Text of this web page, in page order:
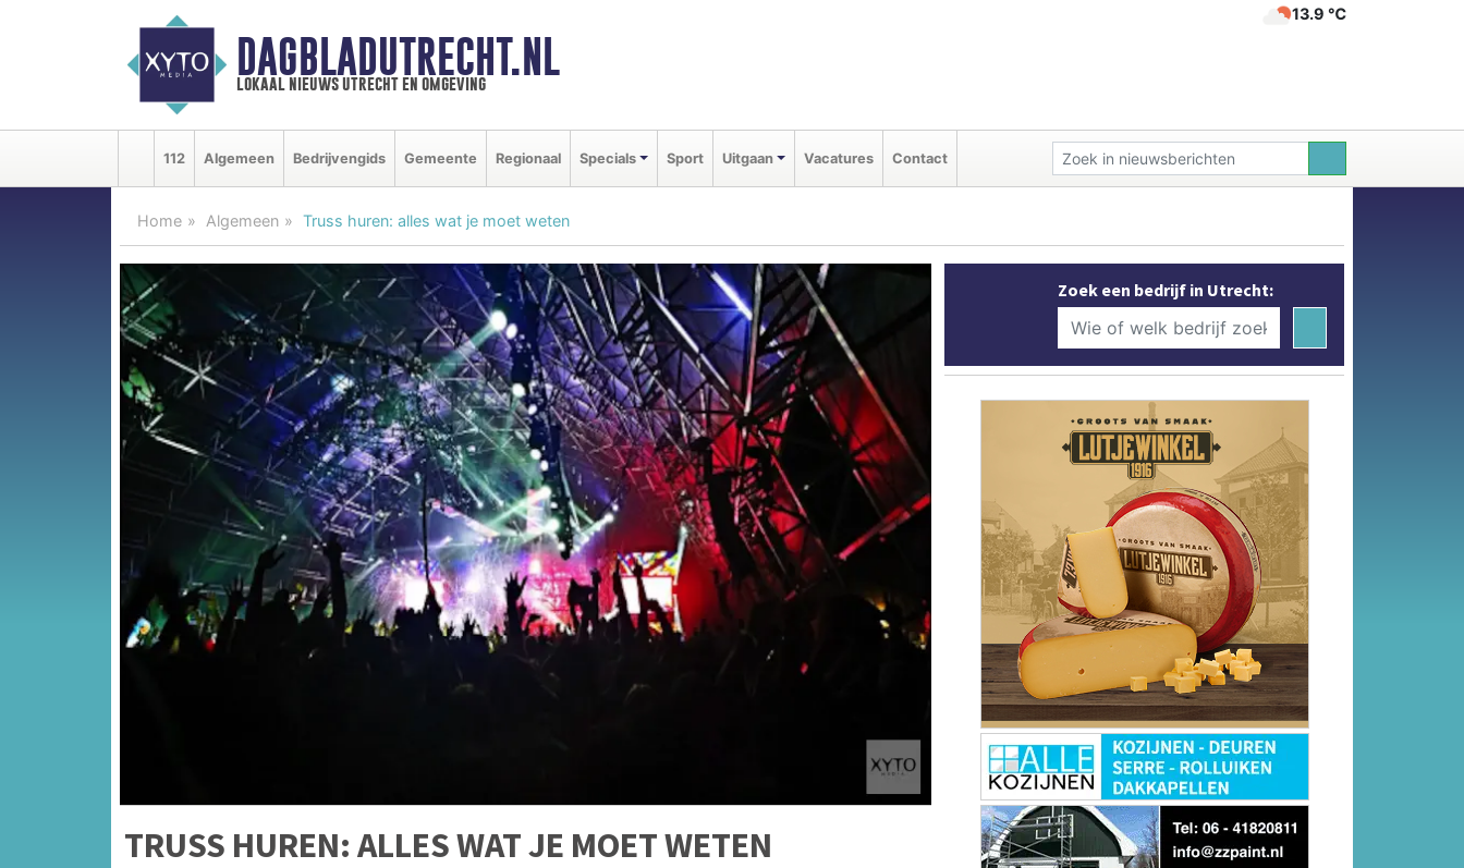
DAGBLADUTRECHT.NL
lokaal nieuws utrecht en omgeving
13.9 ℃
112 Algemeen Bedrijvengids Gemeente Regionaal Specials Sport Uitgaan Vacatures Contact
Home Algemeen Truss huren: alles wat je moet weten
TRUSS HUREN: ALLES WAT JE MOET WETEN
Zoek een bedrijf in Utrecht: